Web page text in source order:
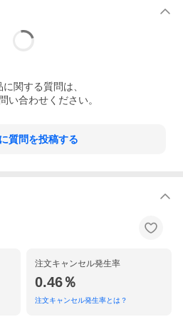
に関する質問は、
い合わせください。
質問を投稿する
注文キャンセル発生率
0.46％
注文キャンセル発生率とは？